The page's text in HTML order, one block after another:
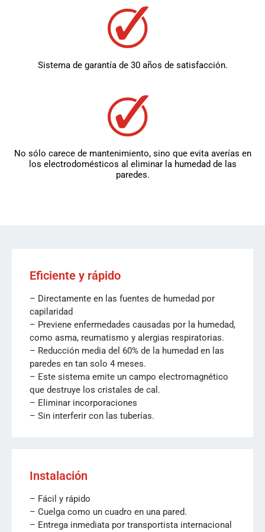
Sistema de garantía de 30 años de satisfacción.
No sólo carece de mantenimiento, sino que evita averías en
los electrodomésticos al eliminar la humedad de las
paredes.
Eficiente y rápido
– Directamente en las fuentes de humedad por
capilaridad
– Previene enfermedades causadas por la humedad,
como asma, reumatismo y alergias respiratorias.
– Reducción media del 60% de la humedad en las
paredes en tan solo 4 meses.
– Este sistema emite un campo electromagnético
que destruye los cristales de cal.
– Eliminar incorporaciones
– Sin interferir con las tuberías.
Instalación
– Fácil y rápido
– Cuelga como un cuadro en una pared.
– Entrega inmediata por transportista internacional